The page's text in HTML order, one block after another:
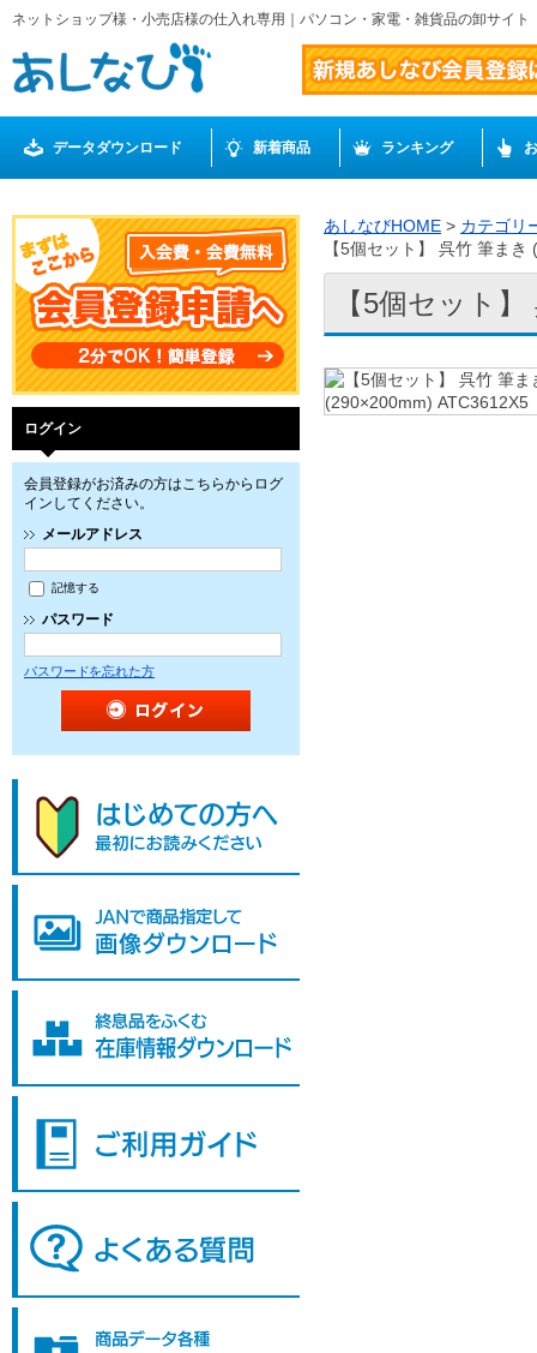
ネットショップ様・小売店様の仕入れ専用｜パソコン・家電・雑貨品の卸サイ
データダウンロード 新着商品 ランキング
ログイン
会員登録がお済みの方はこちらからログ
インしてください。
メールアドレス
記憶する
パスワード
パスワードを忘れた方
あしなびHOME > カテゴリ
【5個セット】 呉竹 筆ま
【5個セット